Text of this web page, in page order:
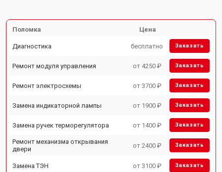
Поломка Цена
Диагностика бесплатно Заказать
Ремонт модуля управления от 4250 ₽ Заказать
Ремонт электросхемы от 3700 ₽ Заказать
Замена индикаторной лампы от 1900 ₽ Заказать
Замена ручек терморегулятора от 1400 ₽ Заказать
Ремонт механизма открывания
двери
от 2400 ₽ Заказать
Замена ТЭН от 3100 ₽ Заказать